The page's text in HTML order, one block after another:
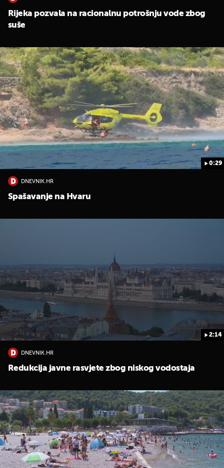
Rijeka pozvala na racionalnu potrošnju vode zbog
suše
0:29
DNEVNIK.HR
Spašavanje na Hvaru
2:14
DNEVNIK.HR
Redukcija javne rasvjete zbog niskog vodostaja
UKLJUČITE NOTIFIKACIJE